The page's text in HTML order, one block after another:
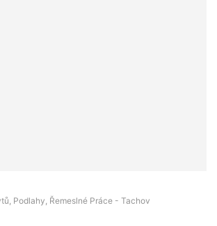
Podlahy, Řemeslné Práce - Tachov